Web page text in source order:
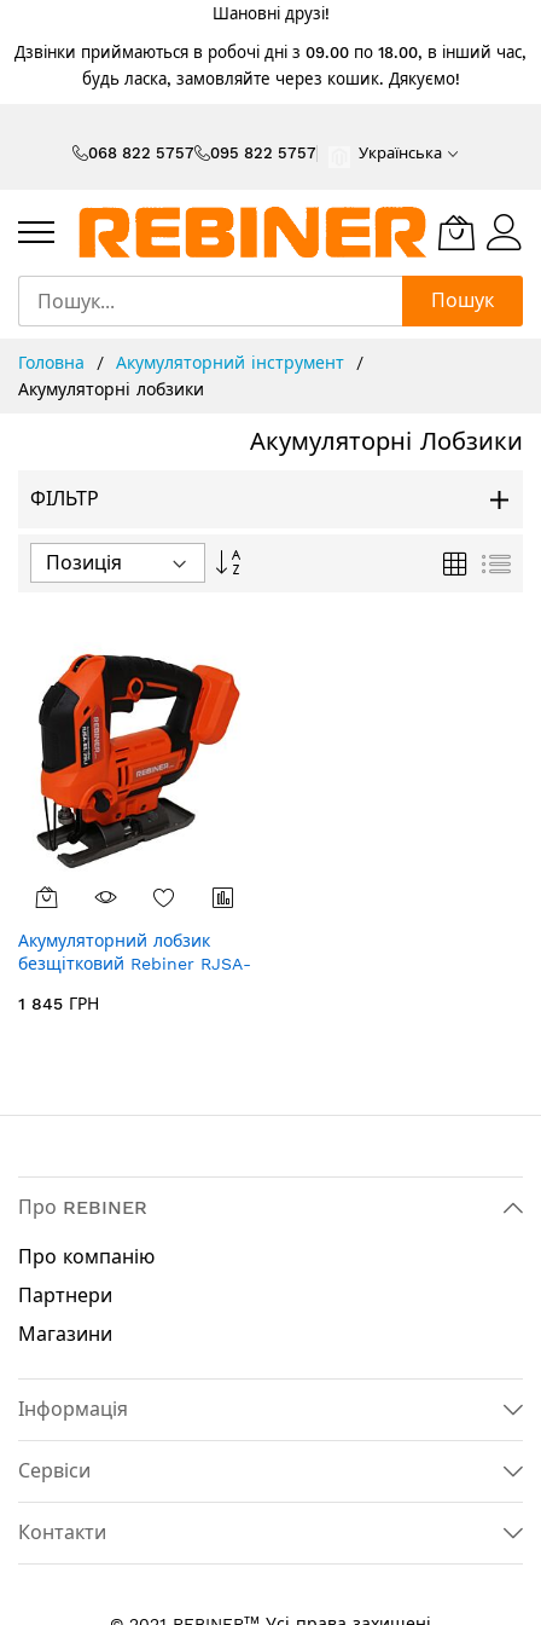
Шановні друзі!
Дзвінки приймаються в робочі дні з 09.00 по 18.00, в інший час,
будь ласка, замовляйте через кошик. Дякуємо!
068 822 5757 095 822 5757 Українська
Пошук
Головна
Акумуляторний інструмент
Акумуляторні лобзики
Акумуляторні Лобзики
ФІЛЬТР
Сортувати
Таблиця
Акумуляторний лобзик
безщітковий Rebiner RJSA-
1 845 ГРН
Про REBINER
Про компанію
Партнери
Магазини
Інформація
Сервіси
Контакти
тм